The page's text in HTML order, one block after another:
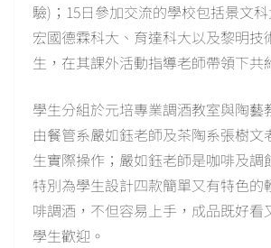
驗)；15日參加交流的學校包括景文科
宏國德霖科大、育達科大以及黎明技
生，在其課外活動指導老師帶領下共
學生分組於元培專業調酒教室與陶藝
由餐管系嚴如鈺老師及茶陶系張樹文
生實際操作；嚴如鈺老師是咖啡及調
特別為學生設計四款簡單又有特色的
啡調酒，不但容易上手，成品既好看
學生歡迎。